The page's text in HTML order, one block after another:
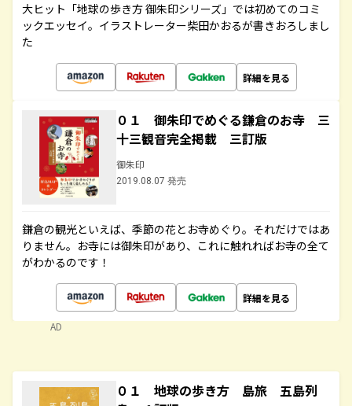
大ヒット「地球の歩き方 御朱印シリーズ」では初めてのコミ
ックエッセイ。イラストレーター柴田かおるが書きおろしまし
た
詳細を見る
０１ 御朱印でめぐる鎌倉のお寺 三
十三観音完全掲載 三訂版
御朱印
2019.08.07 発売
鎌倉の観光といえば、季節の花とお寺めぐり。それだけではあ
りません。お寺には御朱印があり、これに触れればお寺の全て
がわかるのです！
詳細を見る
AD
０１ 地球の歩き方 島旅 五島列